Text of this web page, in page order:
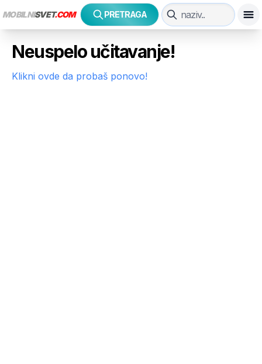
MOBILNISVET.COM PRETRAGA
Neuspelo učitavanje!
Klikni ovde da probaš ponovo!